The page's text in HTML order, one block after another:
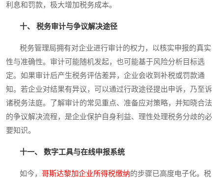
利息和罚款，极大增加税务成本。
十、 税务审计与争议解决途径
税务管理局拥有对企业进行审计的权力，以核实申报的真实
性与准确性。审计可能随机发起，也可能基于风险分析目标选
定。如果审计后产生税务评估差异，企业会收到补税或罚款通
知。若企业对结果有异议，可以通过行政途径提出申诉，乃至诉
诸税务法庭。了解审计的常见重点、准备应对策略，并知晓合法
的争议解决流程，是企业保护自身利益、理性处理税务分歧的必
要知识。
十一、 数字工具与在线申报系统
如今， 哥斯达黎加企业所得税缴纳的步骤已高度电子化。税